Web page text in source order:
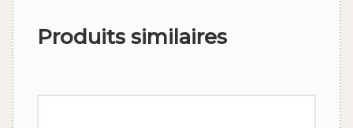
Produits similaires